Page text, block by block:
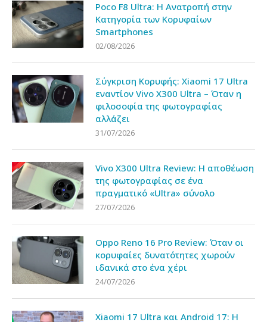
Poco F8 Ultra: Η Ανατροπή στην
Κατηγορία των Κορυφαίων
Smartphones
02/08/2026
Σύγκριση Κορυφής: Xiaomi 17 Ultra
εναντίον Vivo X300 Ultra – Όταν η
φιλοσοφία της φωτογραφίας
αλλάζει
31/07/2026
Vivo X300 Ultra Review: Η αποθέωση
της φωτογραφίας σε ένα
πραγματικό «Ultra» σύνολο
27/07/2026
Oppo Reno 16 Pro Review: Όταν οι
κορυφαίες δυνατότητες χωρούν
ιδανικά στο ένα χέρι
24/07/2026
Xiaomi 17 Ultra και Android 17: Η